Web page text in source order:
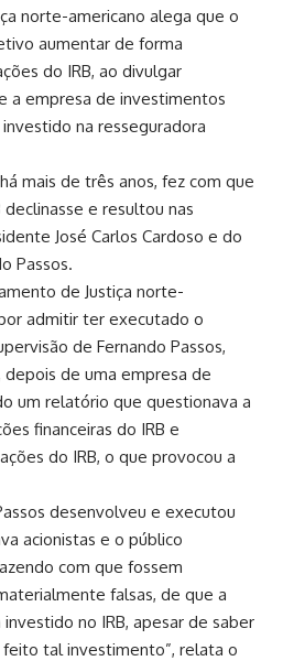
norte-americano alega que o
aumentar de forma
do IRB, ao divulgar
a empresa de investimentos
na resseguradora
mais de três anos, fez com que
e resultou nas
José Carlos Cardoso e do
Passos.
de Justiça norte-
admitir ter executado o
de Fernando Passos,
de uma empresa de
um relatório que questionava a
financeiras do IRB e
do IRB, o que provocou a
desenvolveu e executou
acionistas e o público
com que fossem
falsas, de que a
no IRB, apesar de saber
tal investimento”, relata o